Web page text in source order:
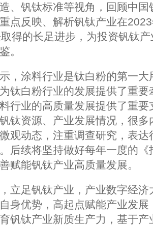
、钒钛标准等视角，回顾中
点反映、解析钒钛产业在
得的长足进步，为投资钒钛
。
涂料行业是钛白粉的第一大
钛白粉行业的发展提供了重
行业的高质量发展提供了重
钛资源、产业发展情况，很
观动态，注重调查研究，表
后续将坚持做好每年一度的
赋能钒钛产业高质量发展。
足钒钛产业，产业数字经济
身优势，高起点赋能产业发
钒钛产业新质生产力，基于